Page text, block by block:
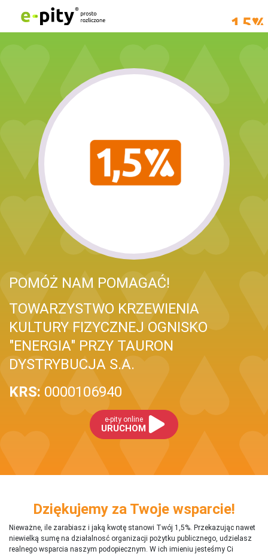
POMÓŻ NAM POMAGAĆ!
TOWARZYSTWO KRZEWIENIA
KULTURY FIZYCZNEJ OGNISKO
"ENERGIA" PRZY TAURON
DYSTRYBUCJA S.A.
KRS: 0000106940
e-pity online
URUCHOM
Dziękujemy za Twoje wsparcie!
Nieważne, ile zarabiasz i jaką kwotę stanowi Twój 1,5%. Przekazując nawet
niewielką sumę na działalnosć organizacji pożytku publicznego, udzielasz
realnego wsparcia naszym podopiecznym. W ich imieniu jesteśmy Ci